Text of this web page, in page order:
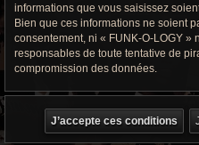
informations que vous saisissez
Bien que ces informations ne soient
consentement, ni « FUNK-O-LOGY »
responsables de toute tentative de
compromission des données.